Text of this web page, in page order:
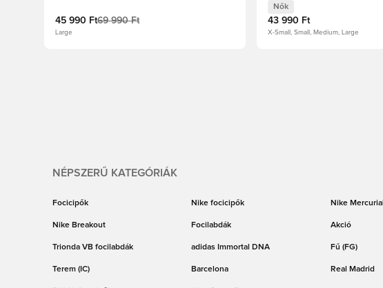
45 990 Ft69 990 Ft
Large
Nők
43 990 Ft
X-Small, Small, Medium, Large
NÉPSZERŰ KATEGÓRIÁK
Focicipők Nike focicipők Nike Mercurial
Nike Breakout Focilabdák Akció
Trionda VB focilabdák adidas Immortal DNA Fű (FG)
Terem (IC) Barcelona Real Madrid